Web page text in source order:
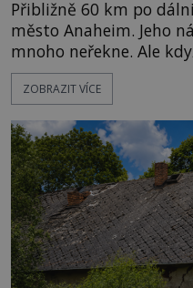
Přibližně 60 km po
město Anaheim. Jeho
mnoho neřekne. Ale
Disneyland, je hned jasno. Zábavní park vyroste
poklidném místě
kolem 17 000 000
velká snaha to utajit,
ZOBRAZIT VÍCE